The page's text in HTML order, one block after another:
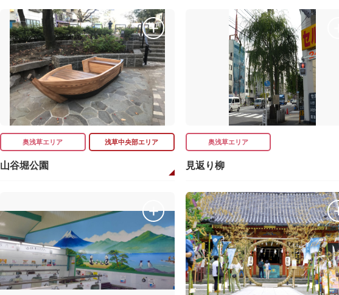
奥浅草エリア 浅草中央部エリア
山谷堀公園
奥浅草エリア
見返り柳